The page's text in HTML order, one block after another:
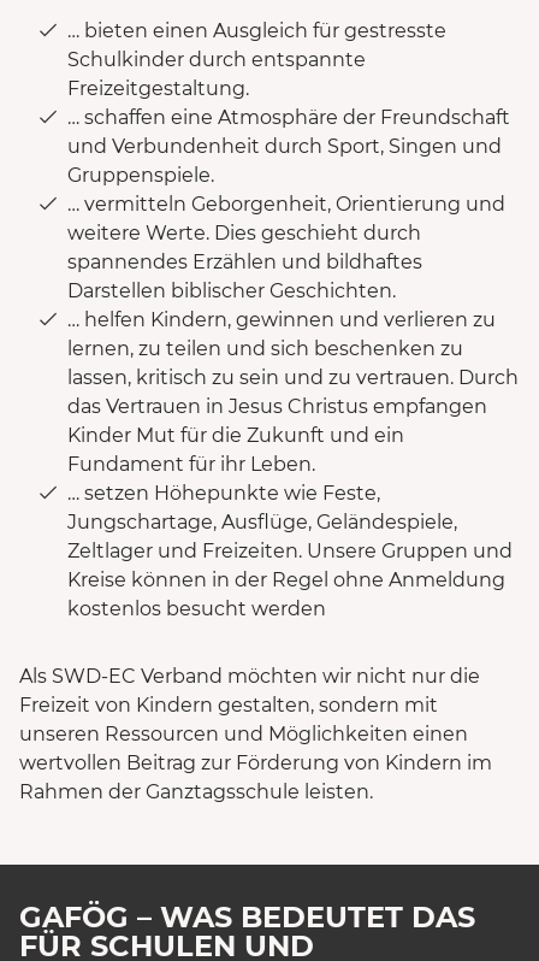
… bieten einen Ausgleich für gestresste
Schulkinder durch entspannte
Freizeitgestaltung.
… schaffen eine Atmosphäre der Freundschaft
und Verbundenheit durch Sport, Singen und
Gruppenspiele.
… vermitteln Geborgenheit, Orientierung und
weitere Werte. Dies geschieht durch
spannendes Erzählen und bildhaftes
Darstellen biblischer Geschichten.
… helfen Kindern, gewinnen und verlieren zu
lernen, zu teilen und sich beschenken zu
lassen, kritisch zu sein und zu vertrauen. Durch
das Vertrauen in Jesus Christus empfangen
Kinder Mut für die Zukunft und ein
Fundament für ihr Leben.
… setzen Höhepunkte wie Feste,
Jungschartage, Ausflüge, Geländespiele,
Zeltlager und Freizeiten. Unsere Gruppen und
Kreise können in der Regel ohne Anmeldung
kostenlos besucht werden
Als SWD-EC Verband möchten wir nicht nur die
Freizeit von Kindern gestalten, sondern mit
unseren Ressourcen und Möglichkeiten einen
wertvollen Beitrag zur Förderung von Kindern im
Rahmen der Ganztagsschule leisten.
GAFÖG – WAS BEDEUTET DAS
FÜR SCHULEN UND